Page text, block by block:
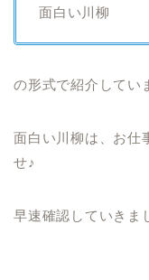
面白い川柳
の形式で紹介してい
面白い川柳は、お仕
せ♪
早速確認していきま